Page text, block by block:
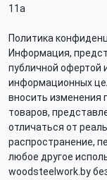
11а
Политика
Информация,
публичной офертой
информационных
вносить изменения
товаров,
отличаться от
распространение,
любое другое
woodsteelwork.by